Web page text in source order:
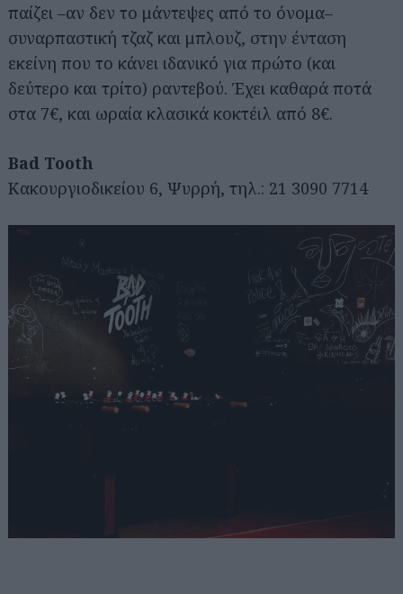
παίζει –αν δεν το μάντεψες από το όνομα–
συναρπαστική τζαζ και μπλουζ, στην ένταση
εκείνη που το κάνει ιδανικό για πρώτο (και
δεύτερο και τρίτο) ραντεβού. Έχει καθαρά ποτά
στα 7€, και ωραία κλασικά κοκτέιλ από 8€.
Bad Tooth
Κακουργιοδικείου 6, Ψυρρή, τηλ.: 21 3090 7714